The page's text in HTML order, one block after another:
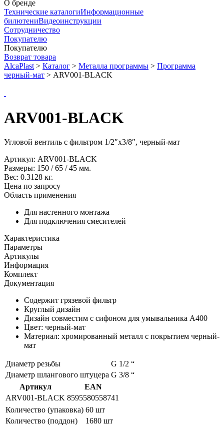
О бренде
Технические каталогиИнформационные
билютениВидеоинструкции
Сотрудничество
Покупателю
Покупателю
Возврат товара
AlcaPlast > Каталог > Металла программы > Программа
черный-мат > ARV001-BLACK
ARV001-BLACK
Угловой вентиль с фильтром 1/2″x3/8″, черный-мат
Артикул: ARV001-BLACK
Размеры: 150 /65 /45 мм.
Вес: 0.3128 кг.
Цена по запросу
Область применения
Для настенного монтажа
Для подключения смесителей
Характеристика
Параметры
Артикулы
Информация
Комплект
Документация
Содержит грязевой фильтр
Круглый дизайн
Дизайн совместим с сифоном для умывальника A400
Цвет: черный-мат
Материал: хромированный металл с покрытием черный-
мат
Диаметр резьбы
G 1/2 “
Диаметр шлангового штуцера G 3/8 “
Артикул
EAN
ARV001-BLACK 8595580558741
Количество (упаковка) 60 шт
Количество (поддон)
1680 шт